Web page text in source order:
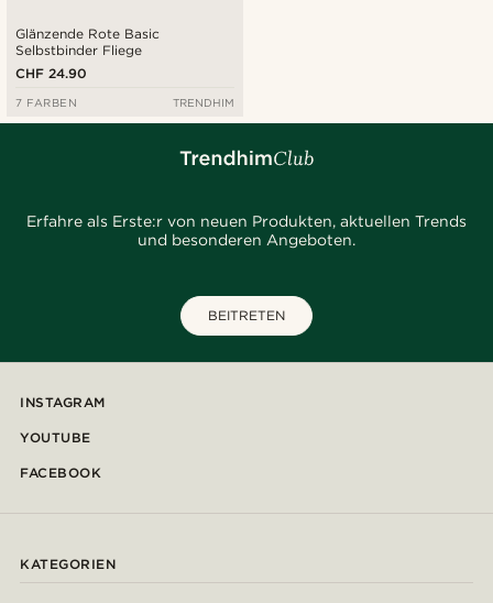
Glänzende Rote Basic
Selbstbinder Fliege
CHF 24.90
7 FARBEN TRENDHIM
Erfahre als Erste:r von neuen Produkten, aktuellen Trends
und besonderen Angeboten.
BEITRETEN
INSTAGRAM
YOUTUBE
FACEBOOK
KATEGORIEN